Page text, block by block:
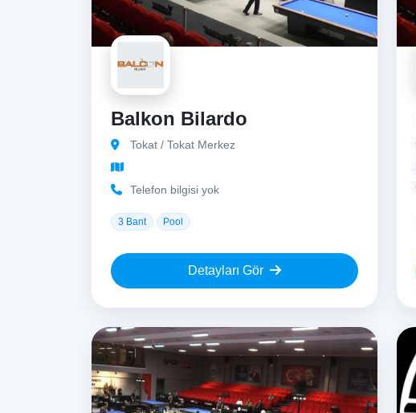
Balkon Bilardo
Tokat / Tokat Merkez
Telefon bilgisi yok
3 Bant Pool
Detayları Gör